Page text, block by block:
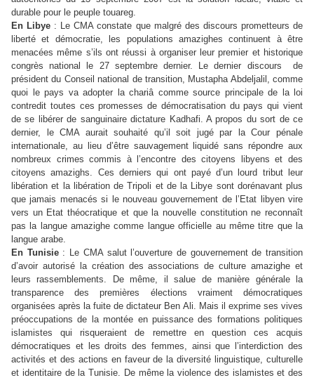
durable pour le peuple touareg.
En Libye : Le CMA constate que malgré des discours prometteurs de
liberté et démocratie, les populations amazighes continuent à être
menacées même s’ils ont réussi à organiser leur premier et historique
congrès national le 27 septembre dernier. Le dernier discours de
président du Conseil national de transition, Mustapha Abdeljalil, comme
quoi le pays va adopter la chariâ comme source principale de la loi
contredit toutes ces promesses de démocratisation du pays qui vient
de se libérer de sanguinaire dictature Kadhafi. A propos du sort de ce
dernier, le CMA aurait souhaité qu’il soit jugé par la Cour pénale
internationale, au lieu d’être sauvagement liquidé sans répondre aux
nombreux crimes commis à l’encontre des citoyens libyens et des
citoyens amazighs. Ces derniers qui ont payé d’un lourd tribut leur
libération et la libération de Tripoli et de la Libye sont dorénavant plus
que jamais menacés si le nouveau gouvernement de l’Etat libyen vire
vers un Etat théocratique et que la nouvelle constitution ne reconnaît
pas la langue amazighe comme langue officielle au même titre que la
langue arabe.
En Tunisie : Le CMA salut l’ouverture de gouvernement de transition
d’avoir autorisé la création des associations de culture amazighe et
leurs rassemblements. De même, il salue de manière générale la
transparence des premières élections vraiment démocratiques
organisées après la fuite de dictateur Ben Ali. Mais il exprime ses vives
préoccupations de la montée en puissance des formations politiques
islamistes qui risqueraient de remettre en question ces acquis
démocratiques et les droits des femmes, ainsi que l’interdiction des
activités et des actions en faveur de la diversité linguistique, culturelle
et identitaire de la Tunisie. De même la violence des islamistes et des